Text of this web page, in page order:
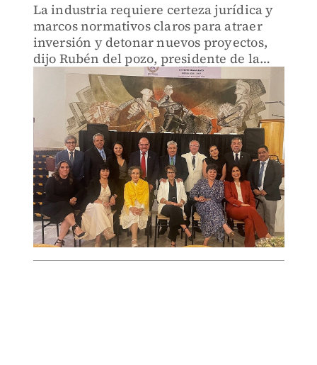
La industria requiere certeza jurídica y
marcos normativos claros para atraer
inversión y detonar nuevos proyectos,
dijo Rubén del pozo, presidente de la
Aimmgm